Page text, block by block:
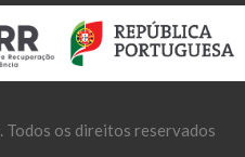
. Todos os direitos reservados